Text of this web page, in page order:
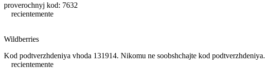
proverochnyj kod: 7632
recientemente
Wildberries
Kod podtverzhdeniya vhoda 131914. Nikomu ne soobshchajte kod
recientemente